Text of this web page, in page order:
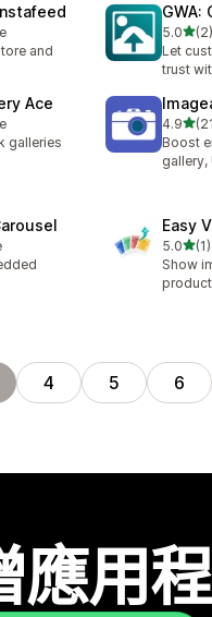
and
GWA:
5.0滿分
(2)
共有 2
Let
trust
Ace
galleries
4.9滿分
共有 21
Boost
gallery,
Easy
5.0滿分
(1)
共有 1
Show
4 5 6
應用